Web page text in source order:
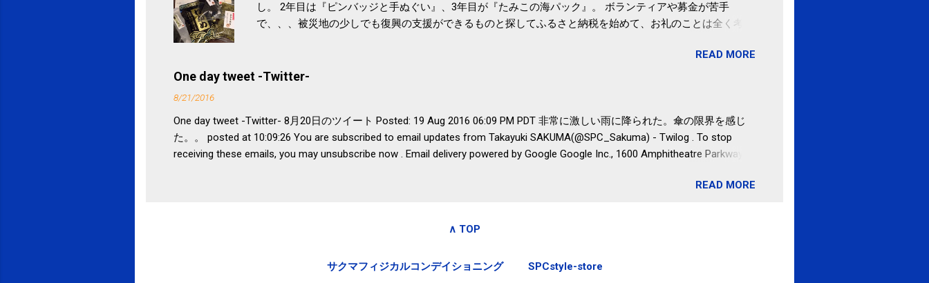
し。 2年目は『ピンバッジと手ぬぐい』、3年目が『たみこの海パック』。 ボランティアや募金が苦手
で、、、被災地の少しでも復興の支援ができるものと探してふるさと納税を始めて、お礼のことは全く考え
税になるということもあって始めたのですが、節税になるほど稼げていないのでこちらの目的は......。 総務
省｜自治税務局｜ふるさと納税など個人住民税の寄附金税制 » ふるさと納税ポータルサイト「ふるさとチョ
READ MORE
One day tweet -Twitter-
8/21/2016
One day tweet -Twitter- 8月20日のツイート Posted: 19 Aug 2016 06:09 PM PDT 非常に激しい雨に降られた。傘の限界を感じ
た。。 posted at 10:09:26 You are subscribed to email updates from Takayuki SAKUMA(@SPC_Sakuma) - Twilog . To stop
receiving these emails, you may unsubscribe now . Email delivery powered by Google Google Inc., 1600 Amphitheatre Parkway,
READ MORE
∧ TOP
サクマフィジカルコンデイショニング SPCstyle-store